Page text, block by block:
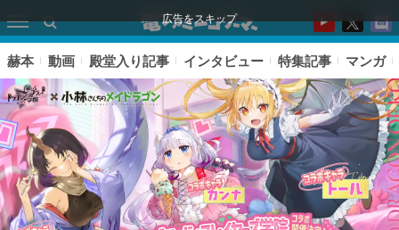
広告をスキップ
赫本 動画 殿堂入り記事 インタビュー 特集記事 マンガ